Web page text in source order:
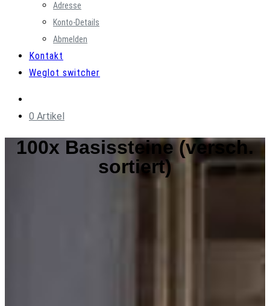
Adresse
Konto-Details
Abmelden
Kontakt
Weglot switcher
0 Artikel
100x Basissteine (versch.
sortiert)